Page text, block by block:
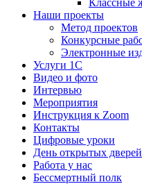
Наши проекты
Метод проектов
Конкурсные
Электронные
Услуги 1C
Видео и фото
Интервью
Мероприятия
Инструкция к Zoom
Контакты
Цифровые уроки
День открытых дверей
Работа у нас
Бессмертный полк